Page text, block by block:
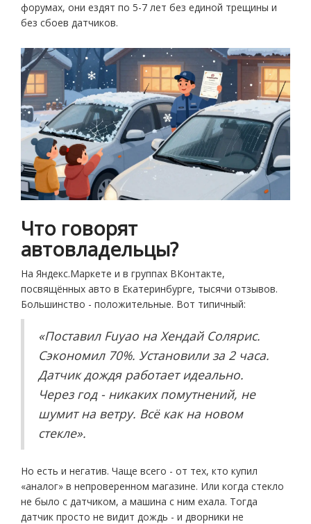
форумах, они ездят по 5-7 лет без единой трещины и
без сбоев датчиков.
Что говорят
автовладельцы?
На Яндекс.Маркете и в группах ВКонтакте,
посвящённых авто в Екатеринбурге, тысячи отзывов.
Большинство - положительные. Вот типичный:
«Поставил Fuyao на Хендай Солярис.
Сэкономил 70%. Установили за 2 часа.
Датчик дождя работает идеально.
Через год - никаких помутнений, не
шумит на ветру. Всё как на новом
стекле».
Но есть и негатив. Чаще всего - от тех, кто купил
«аналог» в непроверенном магазине. Или когда стекло
не было с датчиком, а машина с ним ехала. Тогда
датчик просто не видит дождь - и дворники не